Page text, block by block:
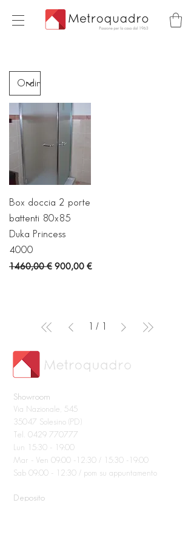
Box doccia 2 porte
battenti 80x85
Duka Princess
4000
Prezzo regolare
1460,00 € Prezzo scontato
900,00 €
/
Showroom
Via Nazionale, 545
35047 Solesino (PD)
Tel. 0429 770777
Lun 15:30 - 19:00
Mar - Ven 09:00 -12:30 / 15:30 -19:00
Sab 09:00 - 12:30 / pom su appuntamento
Deposito